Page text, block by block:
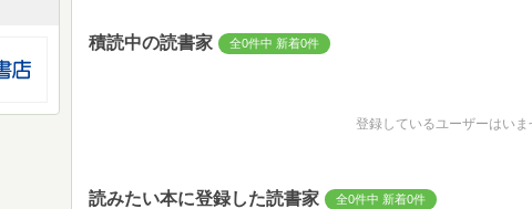
積読中の読書家 全0件中 新着0件
登録しているユーザーはいま
読みたい本に登録した読書家 全0件中 新着0件